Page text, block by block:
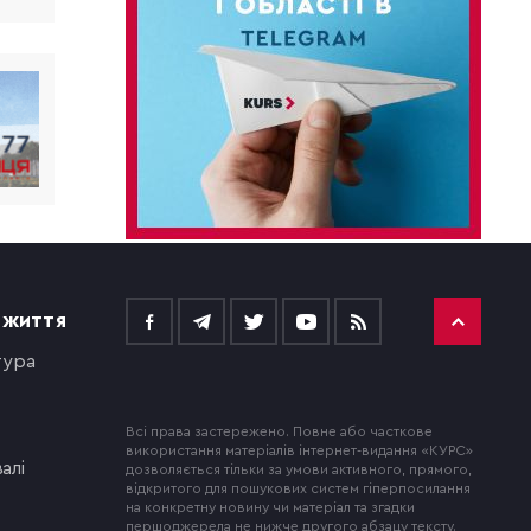
Всі права застережено. Повне або часткове
використання матеріалів інтернет-видання «КУРС»
дозволяється тільки за умови активного, прямого,
відкритого для пошукових систем гіперпосилання
на конкретну новину чи матеріал та згадки
першоджерела не нижче другого абзацу тексту.